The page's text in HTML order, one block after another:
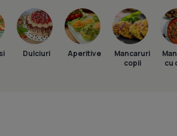
Dulciuri Aperitive
Mancaruri
copii
cu